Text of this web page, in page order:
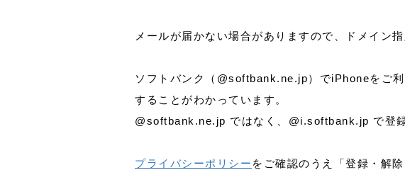
メールが届かない場合がありますので、ドメイン
ソフトバンク（@softbank.ne.jp）でiPhoneをご
することがわかっています。
@softbank.ne.jp ではなく、@i.softbank.jp で登
プライバシーポリシー をご確認のうえ「登録・解